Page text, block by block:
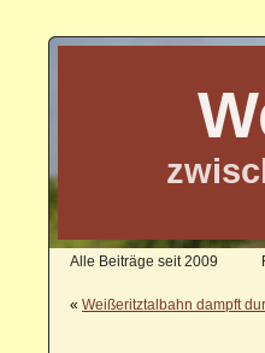
Alle Beiträge seit 2009
« Weißeritztalbahn dampft